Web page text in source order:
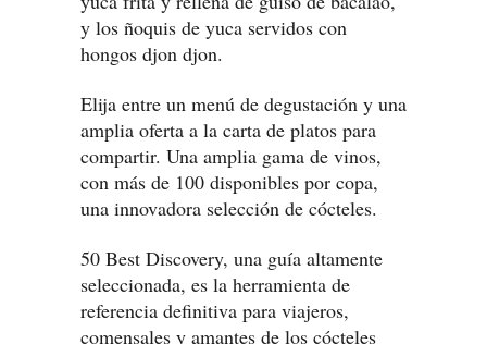
y los ñoquis de yuca servidos con
hongos djon djon.
Elija entre un menú de degustación y una
amplia oferta a la carta de platos para
compartir. Una amplia gama de vinos,
con más de 100 disponibles por copa,
una innovadora selección de cócteles.
50 Best Discovery, una guía altamente
seleccionada, es la herramienta de
referencia definitiva para viajeros,
comensales y amantes de los cócteles